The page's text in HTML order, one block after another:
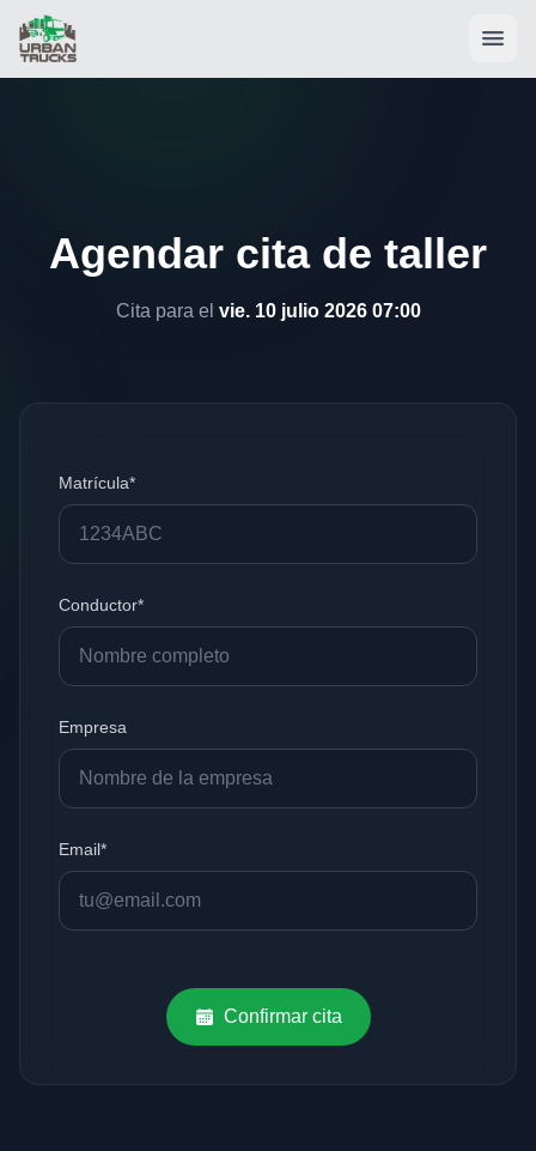
Agendar cita de taller
Cita para el vie. 10 julio 2026 07:00
Matrícula*
Conductor*
Empresa
Email*
Confirmar cita